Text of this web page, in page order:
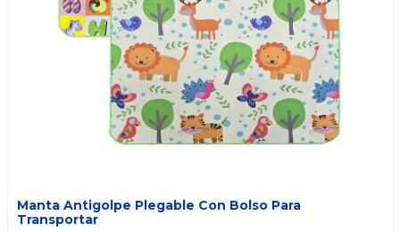
Manta Antigolpe Plegable Con Bolso Para
Transportar